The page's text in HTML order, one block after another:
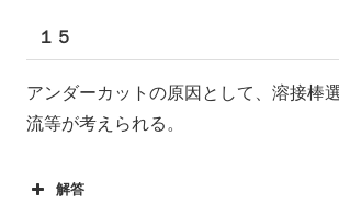
１５
アンダーカットの原因として、溶接棒
流等が考えられる。
解答